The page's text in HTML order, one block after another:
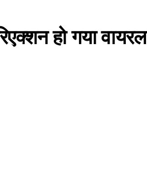
हो गया वायरल